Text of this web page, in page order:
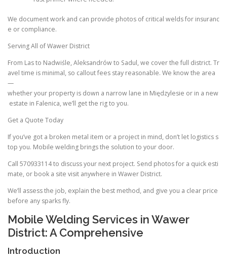
We document work and can provide photos of critical welds for insuranc
e or compliance.
Serving All of Wawer District
From Las to Nadwiśle, Aleksandrów to Sadul, we cover the full district. Tr
avel time is minimal, so callout fees stay reasonable. We know the area
—
whether your property is down a narrow lane in Międzylesie or in a new
estate in Falenica, we’ll get the rig to you.
Get a Quote Today
If you’ve got a broken metal item or a project in mind, don’t let logistics s
top you. Mobile welding brings the solution to your door.
Call 570933114 to discuss your next project. Send photos for a quick esti
mate, or book a site visit anywhere in Wawer District.
We’ll assess the job, explain the best method, and give you a clear price
before any sparks fly.
Mobile Welding Services in Wawer
District: A Comprehensive
Introduction